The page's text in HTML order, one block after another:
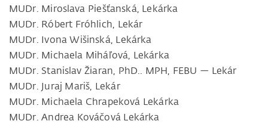
MUDr. Miroslava Piešťanská, Lekárka
MUDr. Róbert Fróhlich, Lekár
MUDr. Ivona Wišinská, Lekárka
MUDr. Michaela Miháľová, Lekárka
MUDr. Stanislav Žiaran, PhD.. MPH, FEBU — Lekár
MUDr. Juraj Mariš, Lekár
MUDr. Michaela Chrapeková Lekárka
MUDr. Andrea Kováčová Lekárka